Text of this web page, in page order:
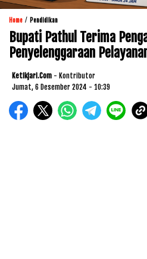
Home / Pendidikan
Bupati Pathul Terima
Penyelenggaraan
Ketikjari.com - Kontributor
Jumat, 6 Desember 2024 - 10:39